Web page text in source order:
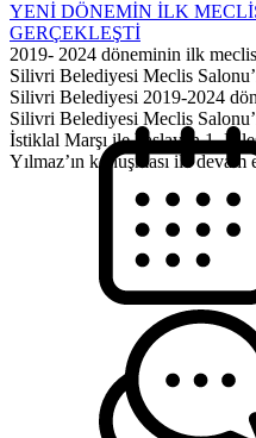
YENİ DÖNEMİN İLK
GERÇEKLEŞTİ
2019- 2024 döneminin ilk
Silivri Belediyesi Meclis
Silivri Belediyesi 2019-2024
Silivri Belediyesi Meclis
İstiklal Marşı ile başlayan 1.
Yılmaz’ın konuşması ile